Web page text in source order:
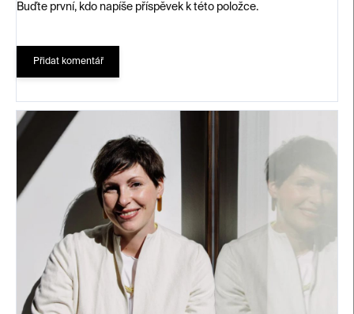
Buďte první, kdo napíše příspěvek k této položce.
Přidat komentář